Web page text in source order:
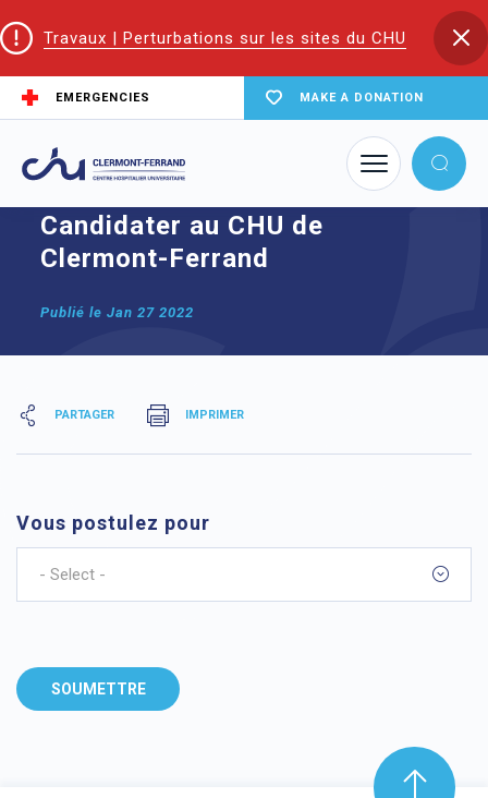
Travaux | Perturbations sur les sites du CHU
EMERGENCIES MAKE A DONATION
Home Candidater au CHU de Clermont-Ferrand
Candidater au CHU de
Clermont-Ferrand
Publié leJan 27 2022
PARTAGER IMPRIMER
Vous postulez pour
- Select -
SOUMETTRE